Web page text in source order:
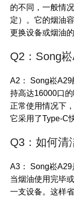
的不同，一般情
定）。它的烟油
更换设备或烟油的
Q2：Song
A2： Song崧
持高达16000口
正常使用情况下
它采用了Type-C
Q3：如何清
A3： Song崧A29
当烟油使用完毕
一支设备。这样